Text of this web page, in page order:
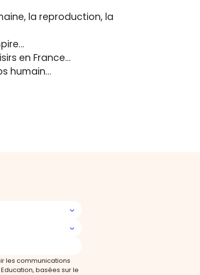
la reproduction, la
en France...
humain...
les communications
basées sur le